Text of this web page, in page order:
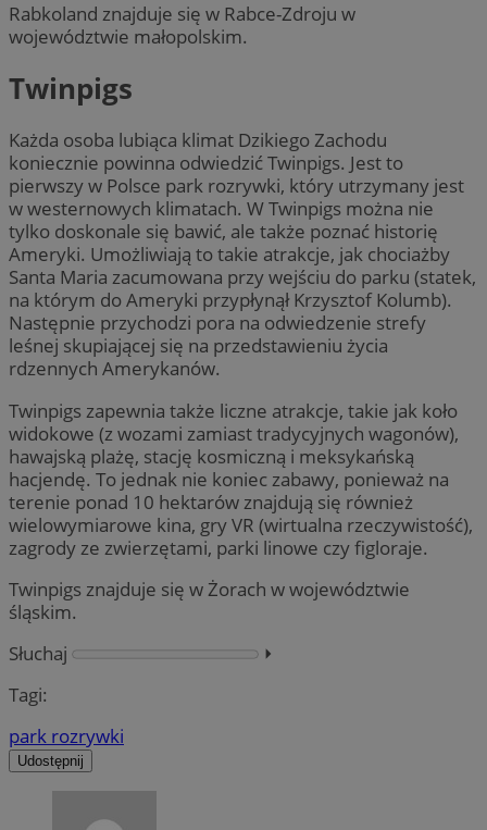
Rabkoland znajduje się w Rabce-Zdroju w
województwie małopolskim.
Twinpigs
Każda osoba lubiąca klimat Dzikiego Zachodu
koniecznie powinna odwiedzić Twinpigs. Jest to
pierwszy w Polsce park rozrywki, który utrzymany jest
w westernowych klimatach. W Twinpigs można nie
tylko doskonale się bawić, ale także poznać historię
Ameryki. Umożliwiają to takie atrakcje, jak chociażby
Santa Maria zacumowana przy wejściu do parku (statek,
na którym do Ameryki przypłynął Krzysztof Kolumb).
Następnie przychodzi pora na odwiedzenie strefy
leśnej skupiającej się na przedstawieniu życia
rdzennych Amerykanów.
Twinpigs zapewnia także liczne atrakcje, takie jak koło
widokowe (z wozami zamiast tradycyjnych wagonów),
hawajską plażę, stację kosmiczną i meksykańską
hacjendę. To jednak nie koniec zabawy, ponieważ na
terenie ponad 10 hektarów znajdują się również
wielowymiarowe kina, gry VR (wirtualna rzeczywistość),
zagrody ze zwierzętami, parki linowe czy figloraje.
Twinpigs znajduje się w Żorach w województwie
śląskim.
Słuchaj
⏵︎
Tagi:
park rozrywki
Udostępnij